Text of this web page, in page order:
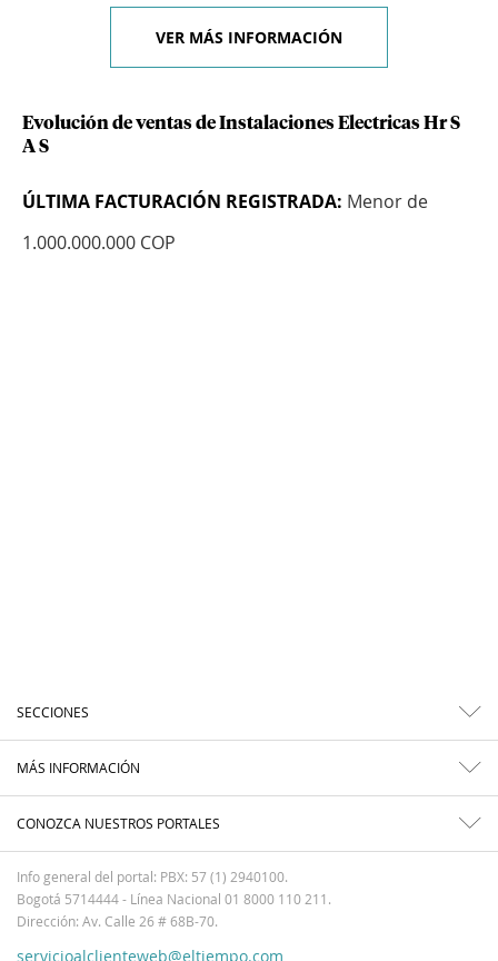
VER MÁS INFORMACIÓN
Evolución de ventas de Instalaciones Electricas Hr S
A S
ÚLTIMA FACTURACIÓN REGISTRADA: Menor de
1.000.000.000 COP
SECCIONES
MÁS INFORMACIÓN
CONOZCA NUESTROS PORTALES
Info general del portal: PBX: 57 (1) 2940100.
Bogotá 5714444 - Línea Nacional 01 8000 110 211.
Dirección: Av. Calle 26 # 68B-70.
servicioalclienteweb@eltiempo.com